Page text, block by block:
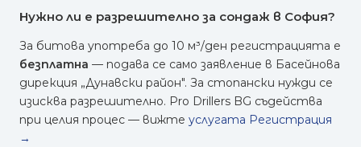
Нужно ли е разрешително за сондаж в София?
За битова употреба до 10 м³/ден регистрацията е
безплатна — подава се само заявление в Басейнова
дирекция „Дунавски район". За стопански нужди се
изисква разрешително. Pro Drillers BG съдейства
при целия процес — вижте услугата Регистрация
→